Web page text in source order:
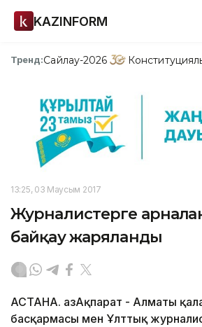
KAZINFORM
Тренд:Сайлау-2026
13:25, 03 Маусым 2017
Журналистерге
байқау жаряланды
АСТАНА. ҚазАқпарат - Алматы
басқармасы мен Ұлттық